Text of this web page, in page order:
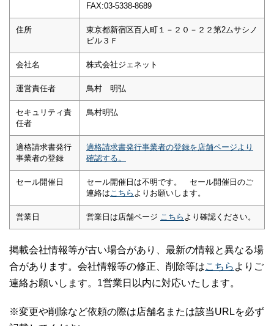
FAX:03-5338-8689
住所
東京都新宿区百人町１－２０－２２第2ムサシノ
ビル３Ｆ
会社名 株式会社ジェネット
運営責任者 鳥村 明弘
セキュリティ責
任者
鳥村明弘
適格請求書発行
事業者の登録
適格請求書発行事業者の登録を店舗ページより
確認する。
セール開催日
セール開催日は不明です。 セール開催日のご
連絡は こちら よりお願いします。
営業日 営業日は店舗ページ こちら より確認ください。
掲載会社情報等が古い場合があり、最新の情報と異なる場
合があります。会社情報等の修正、削除等はこちら よりご
連絡お願いします。1営業日以内に対応いたします。
※変更や削除など依頼の際は店舗名または該当URLを必ず